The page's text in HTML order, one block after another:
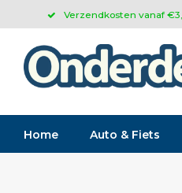
Verzendkosten vanaf
Home Auto & Fiets